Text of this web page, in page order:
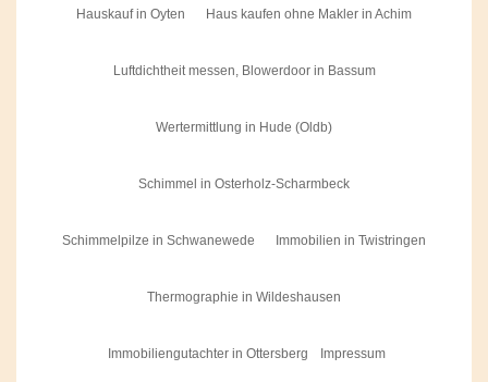
Hauskauf in Oyten Haus kaufen ohne Makler in Achim
Luftdichtheit messen, Blowerdoor in Bassum
Wertermittlung in Hude (Oldb)
Schimmel in Osterholz-Scharmbeck
Schimmelpilze in Schwanewede Immobilien in Twistringen
Thermographie in Wildeshausen
Immobiliengutachter in Ottersberg Impressum